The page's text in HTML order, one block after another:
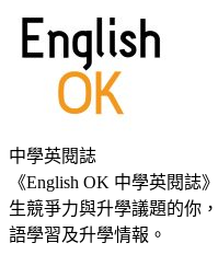
中學英閱誌
《English OK 中學英閱誌
生競爭力與升學議題的你
語學習及升學情報。